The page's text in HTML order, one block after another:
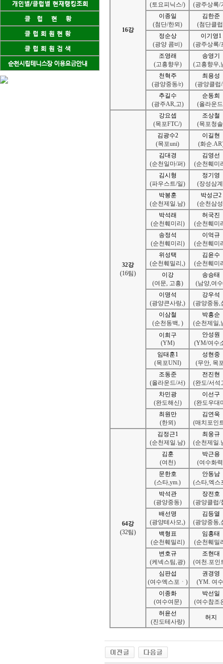
16강
(토요피닉스/)
(광주상록/
이종일
(첨단/한뫼)
김한준
(첨단클
정순상
(광양 콤비)
이기영1
(광주상록/
조영래
(고흥향우)
송영기
(고흥향우,
천혁주
(광양중동/r)
최용성
(광양클럽
추길수
(광주AR,고)
순동희
(올라운
32강
(16팀)
강요셉
(목포FTC/)
조상철
(목포청
김광수2
(목포uni)
이길현
(화순
김대경
(순천일마/퍼)
김영선
(순천훼미
김시형
(파우스트/일)
정기영
(장성삼
박봉훈
(순천제일.남)
박성근2
(순천삼
박석래
(순천훼미리)
허국진
(순천훼미
송정석
(순천훼미리)
이억규
(순천훼미
위성택
(순천훼밀리,)
김윤수
(순천훼미
이강
(여문, 고흥)
송승태
(남양,여
이명석
(광양큰사랑,)
강우석
(광양중동,
이삼철
(순천동백, )
박흥순
(순천제일,
이희구
(YM)
안성원
(YM/여수
임태훈1
(목포UNI)
성현중
(무안, 목
조동준
(올라운드/서)
전진현
(완도/서석
차민광
(완도해신)
이선구
(완도우대
최원만
(한뫼)
김연욱
(매치포인
64강
(32팀)
김정근1
(순천제일.남)
최웅규
(순천제일.
김훈
(여천)
박근용
(여수화
문한호
(스타,ym.)
안동남
(스타,엑스
박석관
(광양중동)
장전호
(광양클럽/
배선명
(광양테사모,)
김등열
(광양중동,
백형표
(순천훼밀리)
임홍태
(순천훼밀
변호규
(케넥스팀,광)
조현대
(여천.포인
심판섭
(여수엑스포ㆍ)
권경영
(YM. 여
이종화
(여수여문)
박선일
(여수참조
허윤선
(진도테사랑)
허지